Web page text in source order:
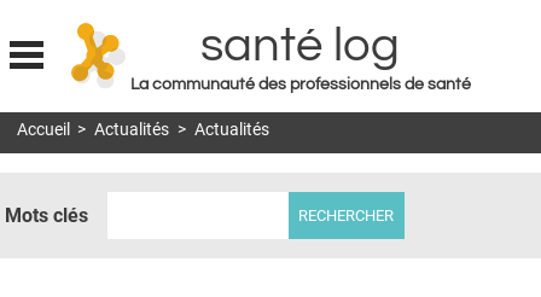
Jump to navigation
santé log
La communauté des professionnels de santé
MON COMPTE
Accueil > Actualités > Actualités
Mots clés